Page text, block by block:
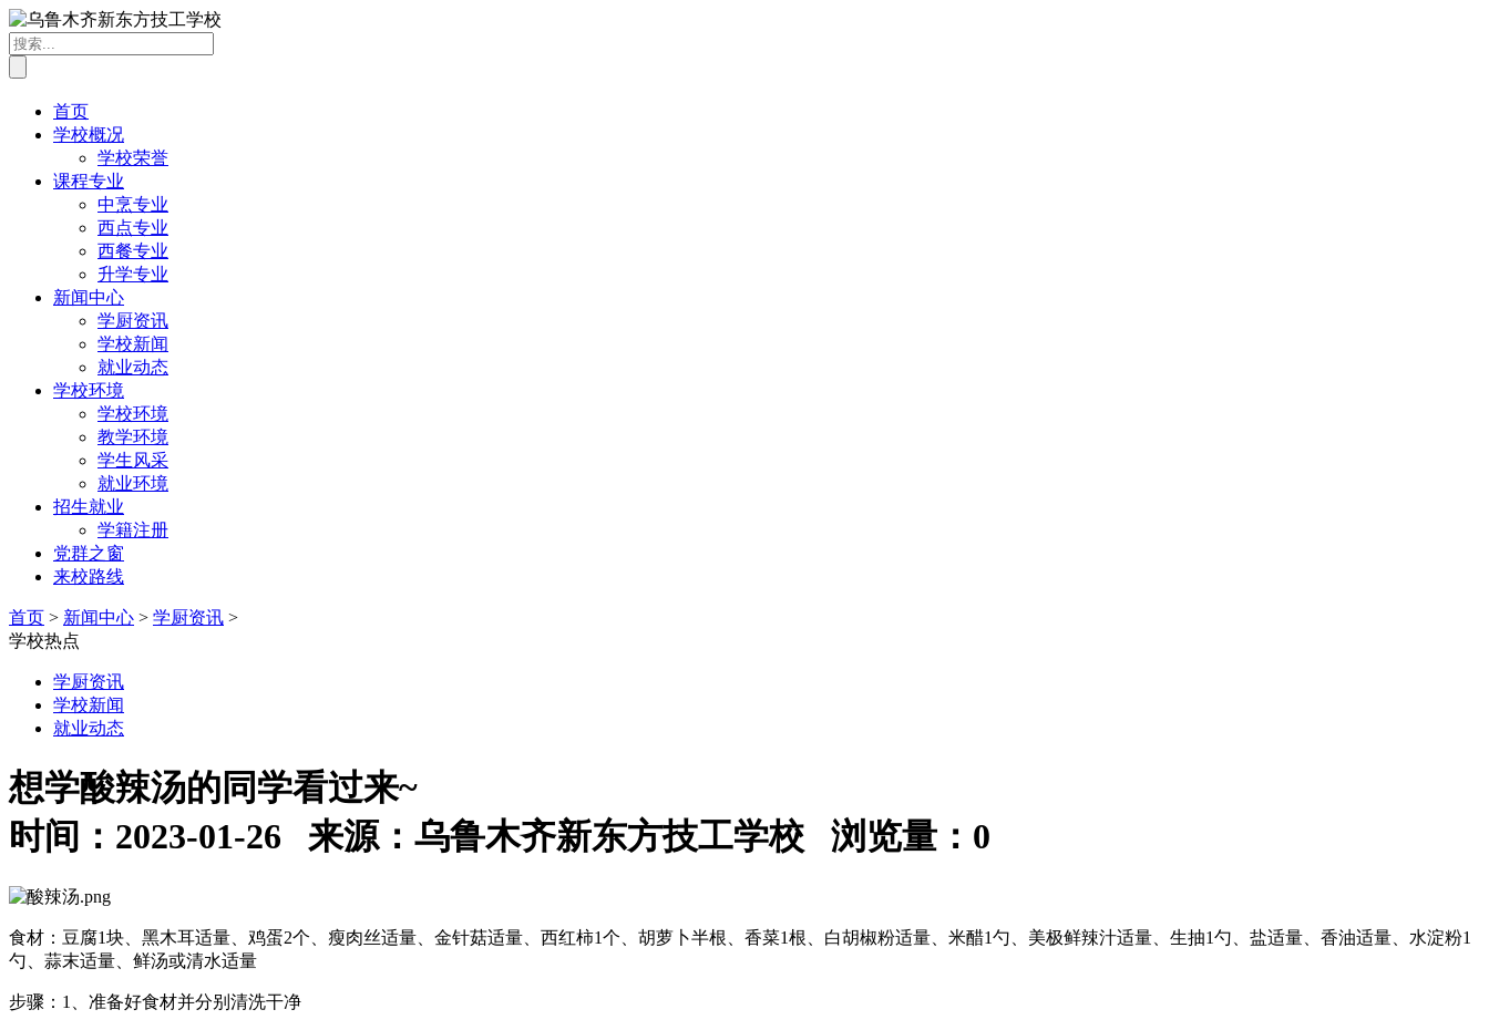
首页
学校概况
学校荣誉
课程专业
中烹专业
西点专业
西餐专业
升学专业
新闻中心
学厨资讯
学校新闻
就业动态
学校环境
学校环境
教学环境
学生风采
就业环境
招生就业
学籍注册
党群之窗
来校路线
首页 > 新闻中心 > 学厨资讯 >
学校热点
学厨资讯
学校新闻
就业动态
想学酸辣汤的同学看过来~
时间：2023-01-26 来源：乌鲁木齐新东方技工学校 浏览量： 0
食材：豆腐1块、黑木耳适量、鸡蛋2个、瘦肉丝适量、金针菇适量、西红柿1个、胡萝卜半根、香菜1根、白胡椒粉适量、米醋1勺、美极鲜辣汁适量、生抽1勺、盐适量、香油适量、水淀粉1
勺、蒜末适量、鲜汤或清水适量
步骤：1、准备好食材并分别清洗干净